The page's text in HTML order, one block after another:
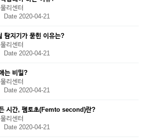
리센터
Date 2020-04-21
탐지기가 묻힌 이유는?
리센터
Date 2020-04-21
는 비밀?
리센터
Date 2020-04-21
시간, 펨토초(Femto second)란?
리센터
Date 2020-04-21